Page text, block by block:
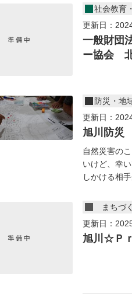
社会教育
更新日：
一般財団
ー協会
防災・地
更新日：
旭川防災
自然災害の
いけど、幸
しかける相手
まちづ
更新日：
旭川☆Ｐ